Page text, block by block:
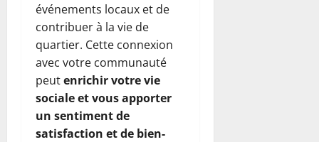
événements locaux et de
contribuer à la vie de
quartier. Cette connexion
avec votre communauté
peutenrichir votre vie
sociale et vous apporter
un sentiment de
satisfaction et de bien-